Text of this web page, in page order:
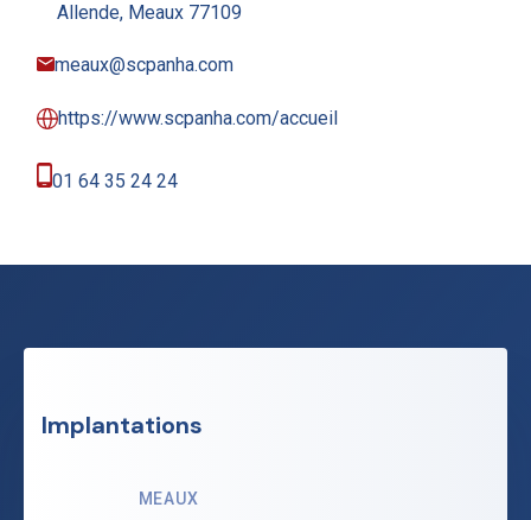
Allende, Meaux 77109
meaux@scpanha.com
https://www.scpanha.com/accueil
01 64 35 24 24
Implantations
MEAUX